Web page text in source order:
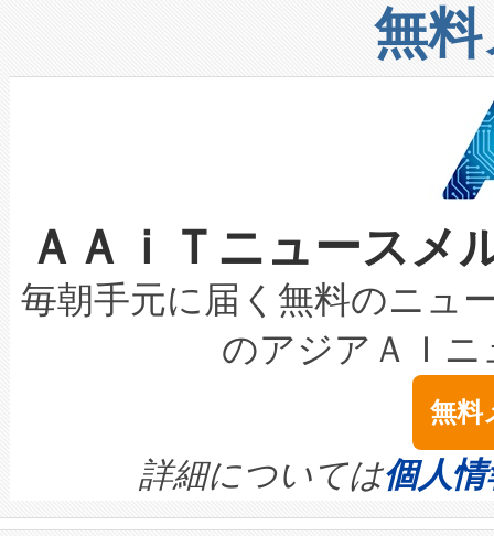
上げおよび商用化段階におけ
設備整備および立ち上げ調整
加組織は、Enzeneのバイオ
選定された製品について、自
取得できる可能性もあります
設には、3億～4億ドルかか
最高経営責任者（CEO）であ
す。「当社のfully-connected
ームを利用すれば、6,000万
きます。この効率性は、フェ
増加しているデータセンター
る電力網に大きな負担をかけ
事業者の負担軽減という課題
系統連系を迅速にし、ピーク
限を超えて利用可能な電力容
持できるよう貢献します。こ
ービスレベル契約（SLA）違
テリー性能の劣化によるダウ
念は、現在データセンターが
ます。 Voltaiq provides a
quality and reliability for AI
BESS stack to ensure battery
リューション「Avia 2」を発
したAvia 2は、1,000メート
狭視野のFOVを切り替えるこ
ケーブル、枝などの細かな対
なレーザースポットにより、
な環境下でも豊かなディテー
キロメートル範囲を検出
LiDAR for Inspections,
は1535 nmレーザーを搭載。
イズの小径化を実現すること
す。ノーマルモードでは、
ートル先まで検出でき、これ
無
ＡＡｉＴニュース
毎朝手元に届く無料のニュ
のアジアＡＩ
無料
詳細については個人